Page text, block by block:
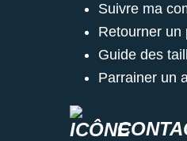
Suivre ma
Retourner un
Guide des
Parrainer un